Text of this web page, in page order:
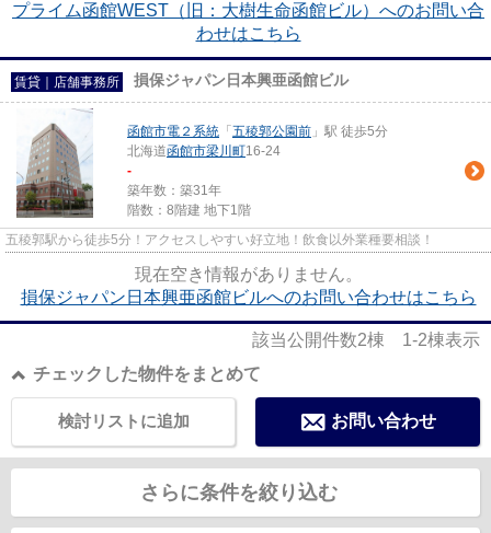
プライム函館WEST（旧：大樹生命函館ビル）へのお問い合
わせはこちら
賃貸｜店舗事務所 損保ジャパン日本興亜函館ビル
函館市電２系統 「 五稜郭公園前 」駅 徒歩5分
北海道函館市梁川町16-24
-
築年数：築31年
階数：8階建 地下1階
五稜郭駅から徒歩5分！アクセスしやすい好立地！飲食以外業種要相談！
現在空き情報がありません。
損保ジャパン日本興亜函館ビルへのお問い合わせはこちら
該当公開件数2棟 1-2棟表示
チェックした物件をまとめて
お問い合わせ
検討リストに追加
さらに条件を絞り込む